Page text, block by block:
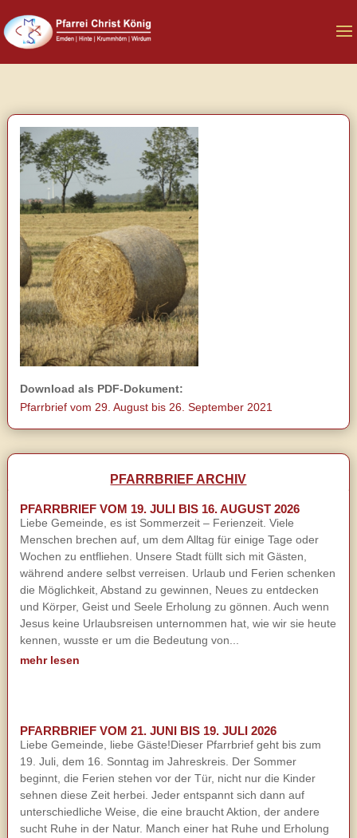
Download als PDF-Dokument:
Pfarrbrief vom 29. August bis 26. September 2021
PFARRBRIEF ARCHIV
PFARRBRIEF VOM 19. JULI BIS 16. AUGUST 2026
Liebe Gemeinde, es ist Sommerzeit – Ferienzeit. Viele
Menschen brechen auf, um dem Alltag für einige Tage oder
Wochen zu entfliehen. Unsere Stadt füllt sich mit Gästen,
während andere selbst verreisen. Urlaub und Ferien schenken
die Möglichkeit, Abstand zu gewinnen, Neues zu entdecken
und Körper, Geist und Seele Erholung zu gönnen. Auch wenn
Jesus keine Urlaubsreisen unternommen hat, wie wir sie heute
kennen, wusste er um die Bedeutung von...
mehr lesen
PFARRBRIEF VOM 21. JUNI BIS 19. JULI 2026
Liebe Gemeinde, liebe Gäste!Dieser Pfarrbrief geht bis zum
19. Juli, dem 16. Sonntag im Jahreskreis. Der Sommer
beginnt, die Ferien stehen vor der Tür, nicht nur die Kinder
sehnen diese Zeit herbei. Jeder entspannt sich dann auf
unterschiedliche Weise, die eine braucht Aktion, der andere
sucht Ruhe in der Natur. Manch einer hat Ruhe und Erholung